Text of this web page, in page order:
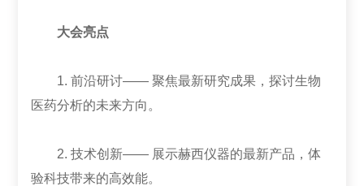
大会亮点
1. 前沿研讨—— 聚焦最新研究成果，探讨生物
医药分析的未来方向。
2. 技术创新—— 展示赫西仪器的最新产品，体
验科技带来的高效能。